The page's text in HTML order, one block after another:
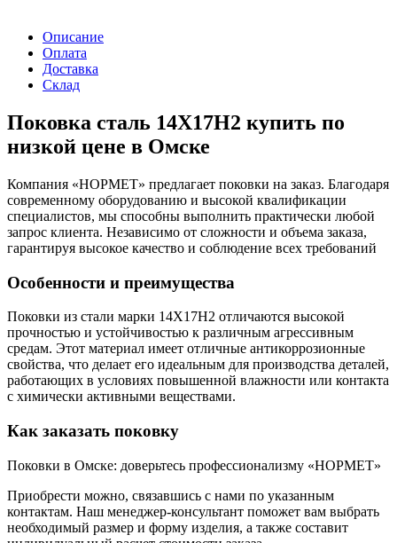
Описание
Оплата
Доставка
Склад
Поковка сталь 14Х17Н2 купить по
низкой цене в Омске
Компания «НОРМЕТ» предлагает поковки на заказ. Благодаря
современному оборудованию и высокой квалификации
специалистов, мы способны выполнить практически любой
запрос клиента. Независимо от сложности и объема заказа,
гарантируя высокое качество и соблюдение всех требований
Особенности и преимущества
Поковки из стали марки 14Х17Н2 отличаются высокой
прочностью и устойчивостью к различным агрессивным
средам. Этот материал имеет отличные антикоррозионные
свойства, что делает его идеальным для производства деталей,
работающих в условиях повышенной влажности или контакта
с химически активными веществами.
Как заказать поковку
Поковки в Омске: доверьтесь профессионализму «НОРМЕТ»
Приобрести можно, связавшись с нами по указанным
контактам. Наш менеджер-консультант поможет вам выбрать
необходимый размер и форму изделия, а также составит